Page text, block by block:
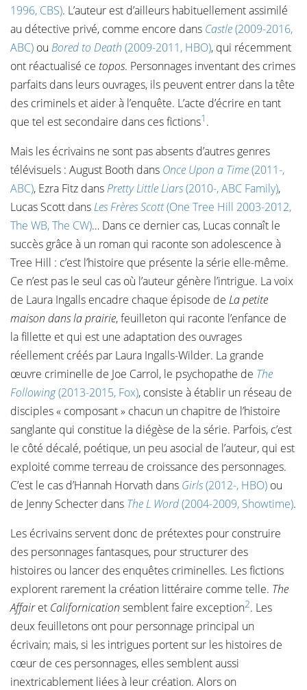
1996, CBS). L’auteur est d’ailleurs habituellement assimilé
au détective privé, comme encore dans Castle(2009-2016,
ABC) ou Bored to Death (2009-2011, HBO), qui récemment
ont réactualisé ce topos. Personnages inventant des crimes
parfaits dans leurs ouvrages, ils peuvent entrer dans la tête
des criminels et aider à l’enquête. L’acte d’écrire en tant
que tel est secondaire dans ces fictions1 .
Mais les écrivains ne sont pas absents d’autres genres
télévisuels : August Booth dans Once Upon a Time(2011-,
ABC), Ezra Fitz dans Pretty Little Liars(2010-, ABC Family),
Lucas Scott dans Les Frères Scott(One Tree Hill 2003-2012,
The WB, The CW)… Dans ce dernier cas, Lucas connaît le
succès grâce à un roman qui raconte son adolescence à
Tree Hill : c’est l’histoire que présente la série elle-même.
Ce n’est pas le seul cas où l’auteur génère l’intrigue. La voix
de Laura Ingalls encadre chaque épisode de La petite
maison dans la prairie, feuilleton qui raconte l’enfance de
la fillette et qui est une adaptation des ouvrages
réellement créés par Laura Ingalls-Wilder. La grande
œuvre criminelle de Joe Carrol, le psychopathe de The
Following(2013-2015, Fox), consiste à établir un réseau de
disciples « composant » chacun un chapitre de l’histoire
sanglante qui constitue la diégèse de la série. Parfois, c’est
le côté décalé, poétique, un peu asocial de l’auteur, qui est
exploité comme terreau de croissance des personnages.
C’est le cas d’Hannah Horvath dans Girls(2012-, HBO) ou
de Jenny Schecter dans The L Word(2004-2009, Showtime).
Les écrivains servent donc de prétextes pour construire
des personnages fantasques, pour structurer des
histoires ou lancer des enquêtes criminelles. Les fictions
explorent rarement la création littéraire comme telle. The
Affairet Californication semblent faire exception2. Les
deux feuilletons ont pour personnage principal un
écrivain; mais, si les intrigues portent sur les histoires de
cœur de ces personnages, elles semblent aussi
inextricablement liées à leur création. Alors on